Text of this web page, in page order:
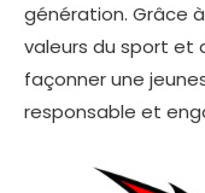
génération. Grâce
valeurs du sport et
façonner une
responsable et